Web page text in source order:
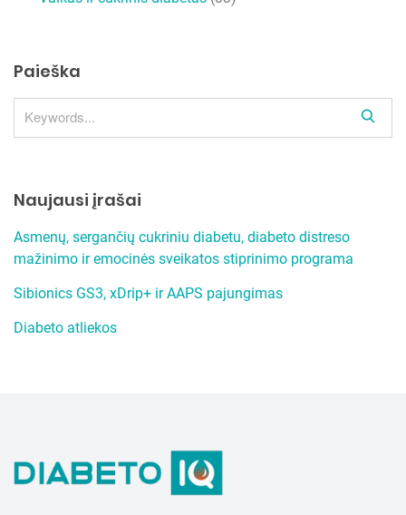
Paieška
e
Naujausi įrašai
Asmenų, sergančių cukriniu diabetu, diabeto distreso
mažinimo ir emocinės sveikatos stiprinimo programa
Sibionics GS3, xDrip+ ir AAPS pajungimas
Diabeto atliekos